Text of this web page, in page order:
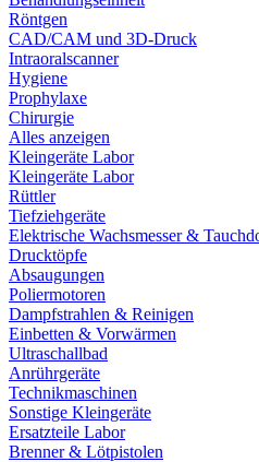
Röntgen
CAD/CAM und 3D-Druck
Intraoralscanner
Hygiene
Prophylaxe
Chirurgie
Alles anzeigen
Kleingeräte Labor
Kleingeräte Labor
Rüttler
Tiefziehgeräte
Elektrische Wachsmesser &
Drucktöpfe
Absaugungen
Poliermotoren
Dampfstrahlen & Reinigen
Einbetten & Vorwärmen
Ultraschallbad
Anrührgeräte
Technikmaschinen
Sonstige Kleingeräte
Ersatzteile Labor
Brenner & Lötpistolen